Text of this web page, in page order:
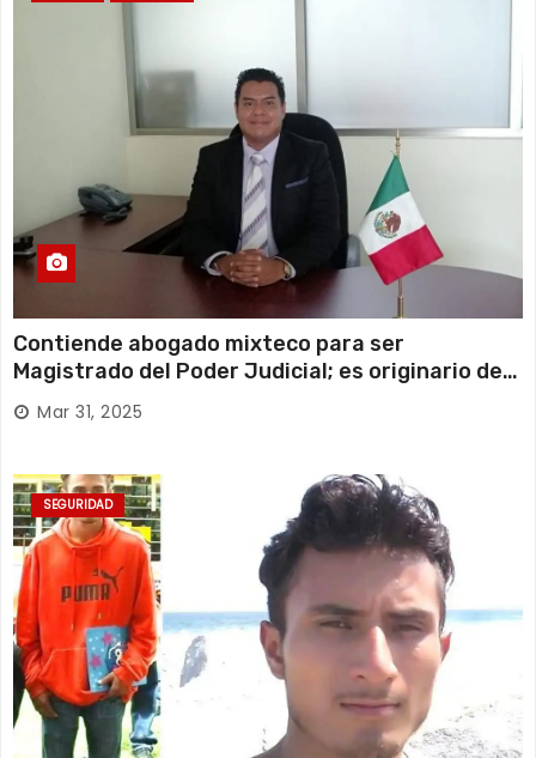
Contiende abogado mixteco para ser
Magistrado del Poder Judicial; es originario de
Huajuapan de León
Mar 31, 2025
SEGURIDAD